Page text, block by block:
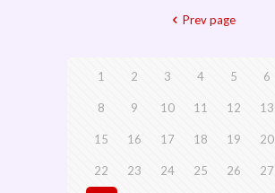
Prev page
1 2 3 4 5 6
8 9 10 11 12 13
15 16 17 18 19 20
22 23 24 25 26 27